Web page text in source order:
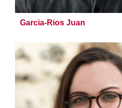
Garcia-Rios Juan